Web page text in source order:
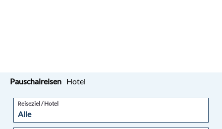
Pauschalreisen Hotel
Reiseziel / Hotel